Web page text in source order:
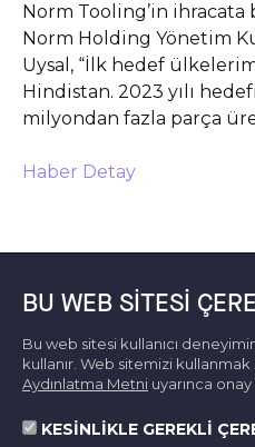
Norm Tooling’in ihracata
Norm Holding Yönetim
Uysal, “İlk hedef
Hindistan. 2023 yılı
milyondan fazla parça
Haber Detay
BU WEB SITESI
Bu web sitesi kullanıcı
kullanır. Web sitemizi
Aydınlatma Metni uyarınca
KESİNLİKLE GEREKLİ